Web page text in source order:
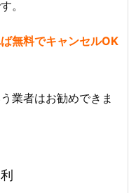
。
無料でキャンセルOK
業者はお勧めできま